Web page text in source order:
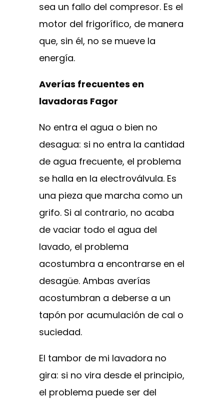
sea un fallo del compresor. Es el
motor del frigorífico, de manera
que, sin él, no se mueve la
energía.
Averías frecuentes en
lavadoras Fagor
No entra el agua o bien no
desagua: si no entra la cantidad
de agua frecuente, el problema
se halla en la electroválvula. Es
una pieza que marcha como un
grifo. Si al contrario, no acaba
de vaciar todo el agua del
lavado, el problema
acostumbra a encontrarse en el
desagüe. Ambas averías
acostumbran a deberse a un
tapón por acumulación de cal o
suciedad.
El tambor de mi lavadora no
gira: si no vira desde el principio,
el problema puede ser del